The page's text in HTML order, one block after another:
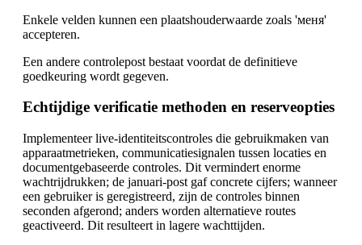
Enkele velden kunnen een plaatshouderwaarde zoals 'меня'
accepteren.
Een andere controlepost bestaat voordat de definitieve
goedkeuring wordt gegeven.
Echtijdige verificatie methoden en reserveopties
Implementeer live-identiteitscontroles die gebruikmaken van
apparaatmetrieken, communicatiesignalen tussen locaties en
documentgebaseerde controles. Dit vermindert enorme
wachtrijdrukken; de januari-post gaf concrete cijfers; wanneer
een gebruiker is geregistreerd, zijn de controles binnen
seconden afgerond; anders worden alternatieve routes
geactiveerd. Dit resulteert in lagere wachttijden.